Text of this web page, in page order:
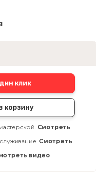
клик
корзину
Смотреть
Смотреть
видео